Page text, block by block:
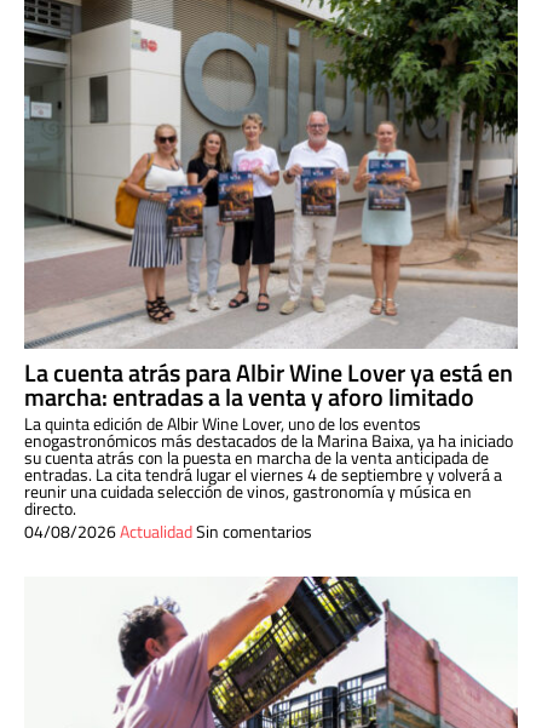
La cuenta atrás para Albir Wine Lover ya está en
marcha: entradas a la venta y aforo limitado
La quinta edición de Albir Wine Lover, uno de los eventos
enogastronómicos más destacados de la Marina Baixa, ya ha iniciado
su cuenta atrás con la puesta en marcha de la venta anticipada de
entradas. La cita tendrá lugar el viernes 4 de septiembre y volverá a
reunir una cuidada selección de vinos, gastronomía y música en
directo.
04/08/2026ActualidadSin comentarios